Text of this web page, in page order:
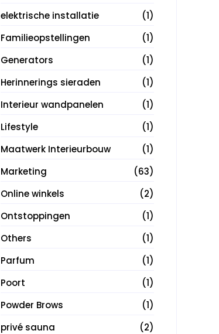
elektrische installatie
(1)
Familieopstellingen
(1)
Generators
(1)
Herinnerings sieraden
(1)
Interieur wandpanelen
(1)
Lifestyle
(1)
Maatwerk Interieurbouw
(1)
Marketing
(63)
Online winkels
(2)
Ontstoppingen
(1)
Others
(1)
Parfum
(1)
Poort
(1)
Powder Brows
(1)
privé sauna
(2)